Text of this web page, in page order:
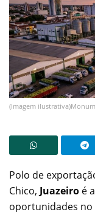
(Imagem
Polo de
Chico, Juazeiro é
oportunidades no